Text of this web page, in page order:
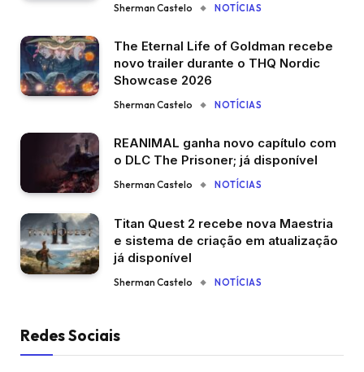
Sherman Castelo NOTÍCIAS
The Eternal Life of Goldman recebe
novo trailer durante o THQ Nordic
Showcase 2026
Sherman Castelo NOTÍCIAS
REANIMAL ganha novo capítulo com
o DLC The Prisoner; já disponível
Sherman Castelo NOTÍCIAS
Titan Quest 2 recebe nova Maestria
e sistema de criação em atualização
já disponível
Sherman Castelo NOTÍCIAS
Redes Sociais